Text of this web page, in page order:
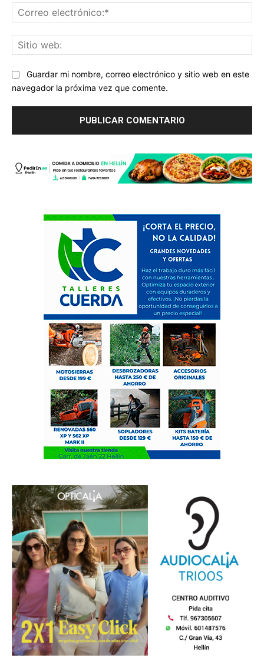
Guardar mi nombre, correo electrónico y sitio web en este
navegador la próxima vez que comente.